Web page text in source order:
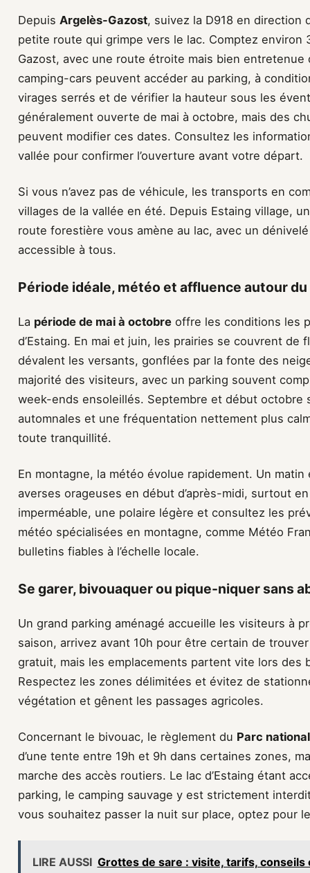
Depuis Argelès-Gazost, suivez la D918 en direction
petite route qui grimpe vers le lac. Comptez
Gazost, avec une route étroite mais bien
camping-cars peuvent accéder au parking, à
virages serrés et de vérifier la hauteur sous les
généralement ouverte de mai à octobre, mais des
peuvent modifier ces dates. Consultez les
vallée pour confirmer l’ouverture avant votre départ.
Si vous n’avez pas de véhicule, les transports en
villages de la vallée en été. Depuis Estaing village,
route forestière vous amène au lac, avec un
accessible à tous.
Période idéale, météo et affluence autour du
La période de mai à octobre offre les conditions les
d’Estaing. En mai et juin, les prairies se couvrent de
dévalent les versants, gonflées par la fonte des
majorité des visiteurs, avec un parking souvent
week-ends ensoleillés. Septembre et début octobre
automnales et une fréquentation nettement plus
toute tranquillité.
En montagne, la météo évolue rapidement. Un
averses orageuses en début d’après-midi, surtout
imperméable, une polaire légère et consultez les
météo spécialisées en montagne, comme Météo
bulletins fiables à l’échelle locale.
Se garer, bivouaquer ou pique-niquer sans
Un grand parking aménagé accueille les visiteurs à
saison, arrivez avant 10h pour être certain de
gratuit, mais les emplacements partent vite lors des
Respectez les zones délimitées et évitez de
végétation et gênent les passages agricoles.
Concernant le bivouac, le règlement du Parc
d’une tente entre 19h et 9h dans certaines zones,
marche des accès routiers. Le lac d’Estaing étant
parking, le camping sauvage y est strictement
vous souhaitez passer la nuit sur place, optez pour
LIRE AUSSI Grottes de sare : visite, tarifs,